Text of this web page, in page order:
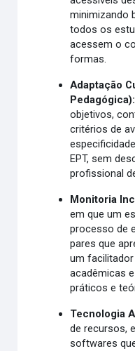
minimizando
todos os
acessem o
formas.
Adaptação
Pedagógica):
objetivos,
critérios de
EPT, sem
profissional
Monitoria
em que um
processo de
pares que
um
acadêmicas
práticos e
Tecnologia
de recursos,
softwares